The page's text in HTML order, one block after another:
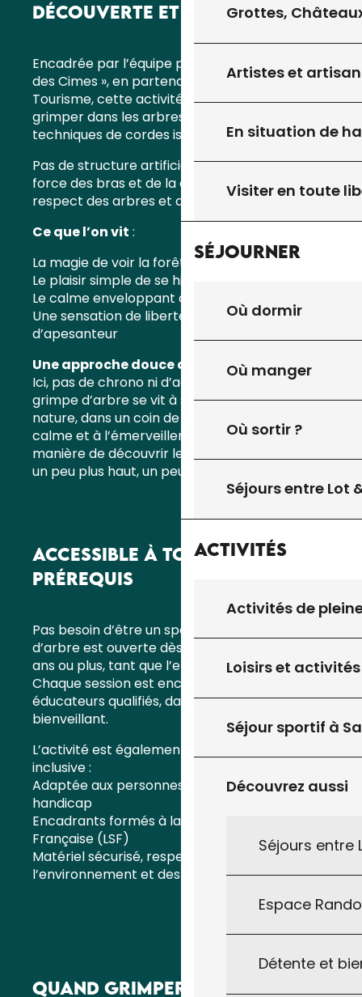
Grottes,
Artistes et
En situation de
Visiter en toute
Séjourner
Où dormir
Où manger
Où sortir ?
Séjours entre Lot
Activités
Activités de
Loisirs et activités
Séjour sportif à
Découvrez aussi
Séjours entre
Espace
Détente et
DÉCOUVERTE ET LÂCHER-PRISE
Encadrée par l’équipe passionnée de « Au Fil
des Cimes », en partenariat avec l’Office de
Tourisme, cette activité insolite vous invite à
grimper dans les arbres grâce à des
techniques de cordes issues de l’élagage.
Pas de structure artificielle ici : on grimpe à la
force des bras et de la concentration, dans le
respect des arbres et du rythme de chacun.
Ce que l’on vit :
La magie de voir la forêt d’en haut
Le plaisir simple de se hisser à son rythme
Le calme enveloppant des feuillages
Une sensation de liberté, de légèreté, presque
d’apesanteur
Une approche douce de l’aventure
Ici, pas de chrono ni d’adrénaline forcée : la
grimpe d’arbre se vit à son rythme, en pleine
nature, dans un coin de Bouriane propice au
calme et à l’émerveillement. C’est une autre
manière de découvrir les paysages du Quercy,
un peu plus haut, un peu plus lentement.
ACCESSIBLE À TOUS, SANS
PRÉREQUIS
Pas besoin d’être un sportif aguerri : la grimpe
d’arbre est ouverte dès 5 ans, et jusqu’à 87
ans ou plus, tant que l’envie est là !
Chaque session est encadrée par des
éducateurs qualifiés, dans un cadre sécurisé et
bienveillant.
L’activité est également pensée pour être
inclusive :
Adaptée aux personnes en situation de
handicap
Encadrants formés à la Langue des Signes
Française (LSF)
Matériel sécurisé, respectueux de
l’environnement et des arbres
QUAND GRIMPER ? – LES DATES